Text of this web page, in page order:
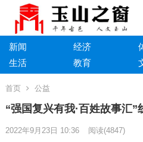
新闻 经济
生活
教育
首页 公益
“强国复兴有我·百姓故事汇”
2022年9月23日 10:36 阅读(4847)